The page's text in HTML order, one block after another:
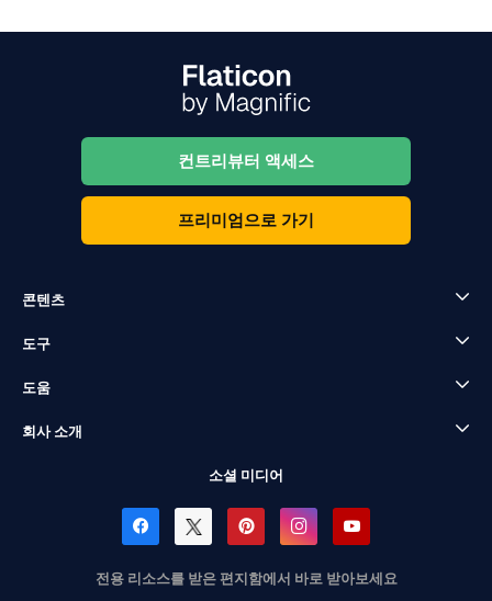
컨트리뷰터 액세스
프리미엄으로 가기
콘텐츠
도구
도움
회사 소개
소셜 미디어
전용 리소스를 받은 편지함에서 바로 받아보세요